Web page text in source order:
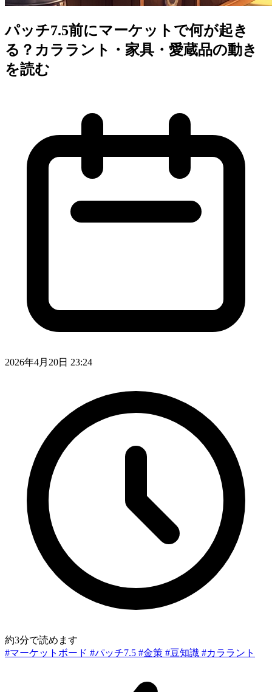
パッチ7.5前にマーケットで何が起き
る？カララント・家具・愛蔵品の動き
を読む
2026年4月20日 23:24
約3分で読めます
#マーケットボード #パッチ7.5 #金策 #豆知識 #カララント